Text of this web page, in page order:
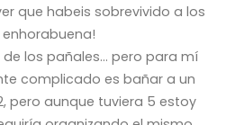
que habeis sobrevivido a los
de los pañales… pero para mí
complicado es bañar a un
pero aunque tuviera 5 estoy